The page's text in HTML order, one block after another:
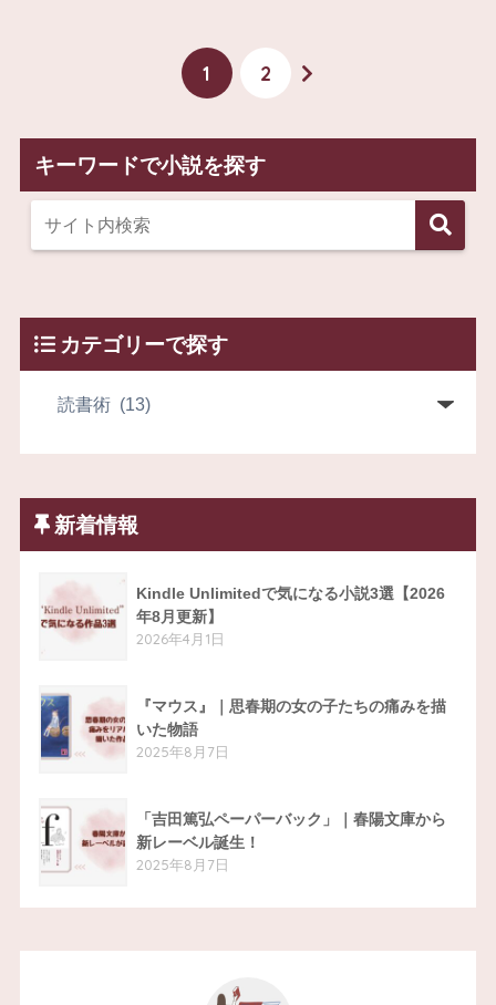
1 2
キーワードで小説を探す
カテゴリーで探す
新着情報
Kindle Unlimitedで気になる小説3選【2026
年8月更新】
2026年4月1日
『マウス』｜思春期の女の子たちの痛みを描
いた物語
2025年8月7日
「吉田篤弘ペーパーバック」｜春陽文庫から
新レーベル誕生！
2025年8月7日